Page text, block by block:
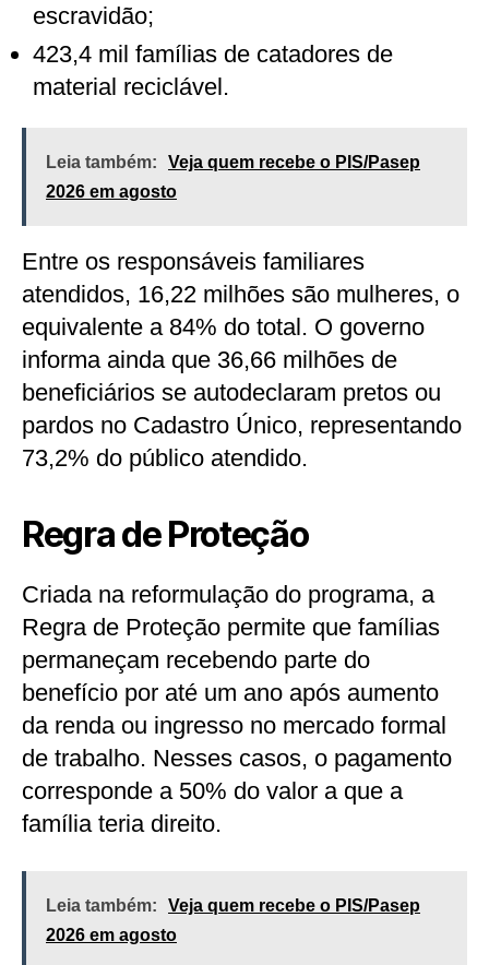
escravidão;
423,4 mil famílias de catadores de
material reciclável.
Leia também:
Veja quem recebe o PIS/Pasep
2026 em agosto
Entre os responsáveis familiares
atendidos, 16,22 milhões são mulheres, o
equivalente a 84% do total. O governo
informa ainda que 36,66 milhões de
beneficiários se autodeclaram pretos ou
pardos no Cadastro Único, representando
73,2% do público atendido.
Regra de Proteção
Criada na reformulação do programa, a
Regra de Proteção permite que famílias
permaneçam recebendo parte do
benefício por até um ano após aumento
da renda ou ingresso no mercado formal
de trabalho. Nesses casos, o pagamento
corresponde a 50% do valor a que a
família teria direito.
Leia também:
Veja quem recebe o PIS/Pasep
2026 em agosto